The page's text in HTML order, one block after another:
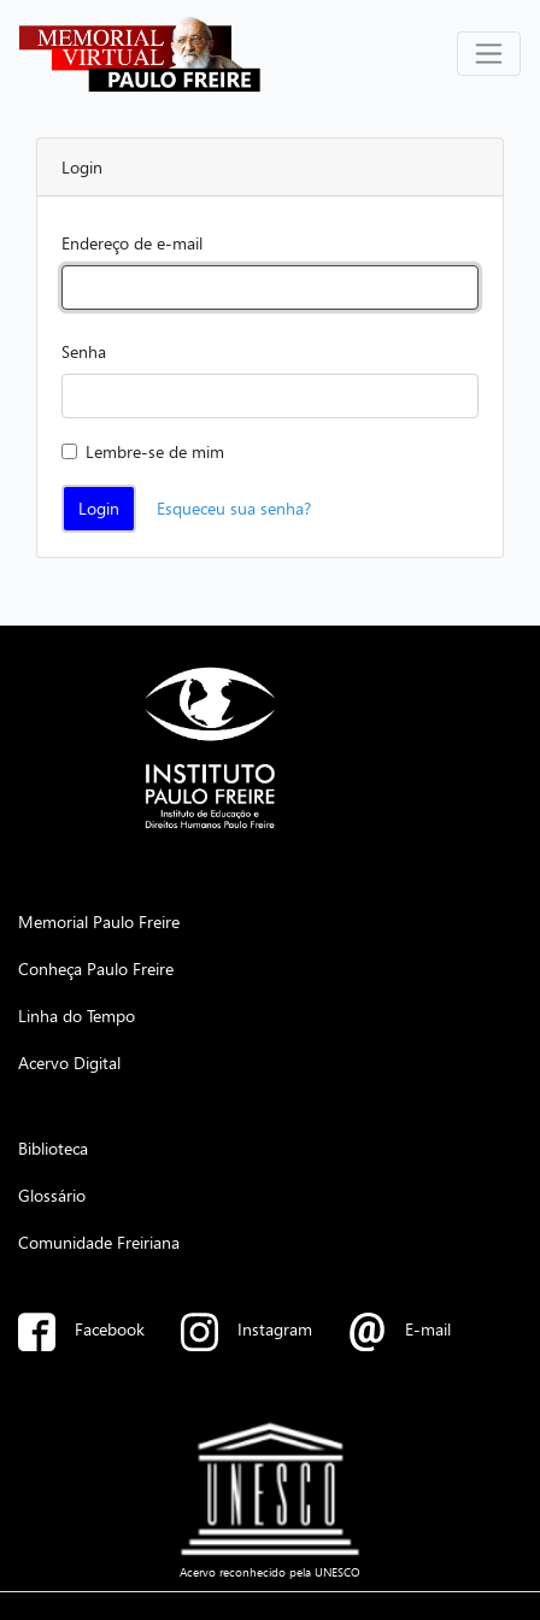
Login
Endereço de e-mail
Senha
Lembre-se de mim
Login Esqueceu sua senha?
Memorial Paulo Freire
Conheça Paulo Freire
Linha do Tempo
Acervo Digital
Biblioteca
Glossário
Comunidade Freiriana
Facebook Instagram E-mail
Acervo reconhecido pela UNESCO